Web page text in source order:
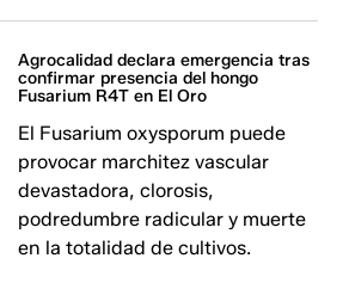
Agrocalidad declara emergencia tras
confirmar presencia del hongo
Fusarium R4T en El Oro
El Fusarium oxysporum puede
provocar marchitez vascular
devastadora, clorosis,
podredumbre radicular y muerte
en la totalidad de cultivos.